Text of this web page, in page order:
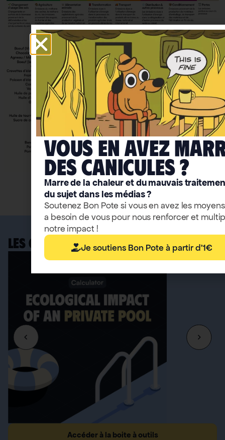
Accéder aux infographies
LES OUTILS BONPOTE
Accéder à la boite à outils
Vous en avez
deS caniculeS ?
Marre de la chaleur et du mauvais
du sujet dans les médias ?
Soutenez Bon Pote si vous en avez les
a besoin de vous pour nous renforcer et
notre impact !
Je soutiens Bon Pote à partir d'1€